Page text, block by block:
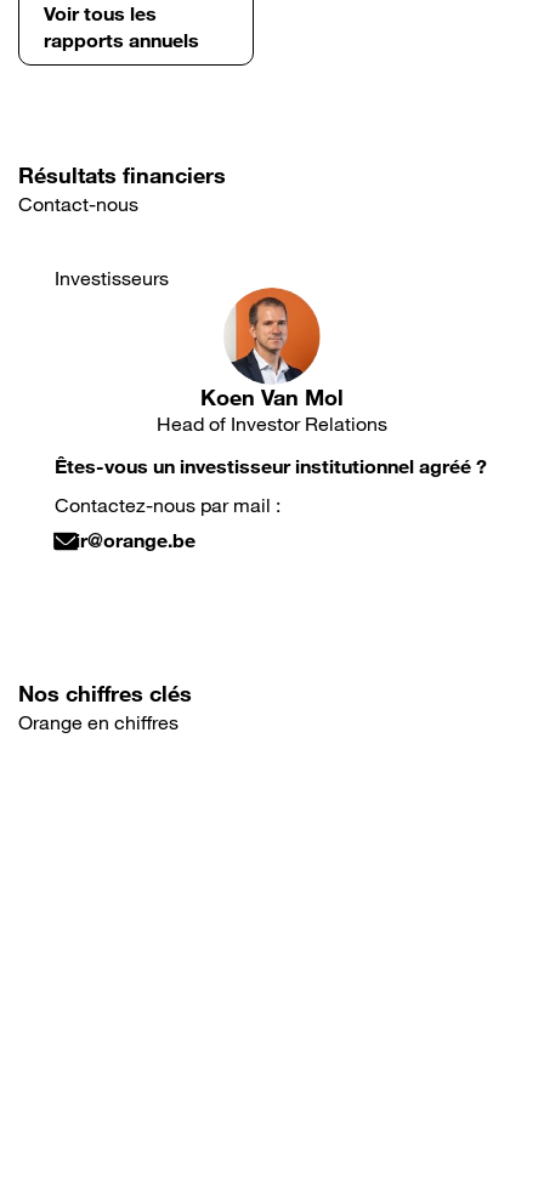
Voir tous les
rapports annuels
Résultats financiers
Contact-nous
Investisseurs
Koen Van Mol
Head of Investor Relations
Êtes-vous un investisseur institutionnel agréé ?
Contactez-nous par mail :
ir@orange.be
Nos chiffres clés
Orange en chiffres